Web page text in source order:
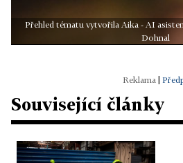
Přehled tématu vytvořila Aika - AI
Dohnal
Související články